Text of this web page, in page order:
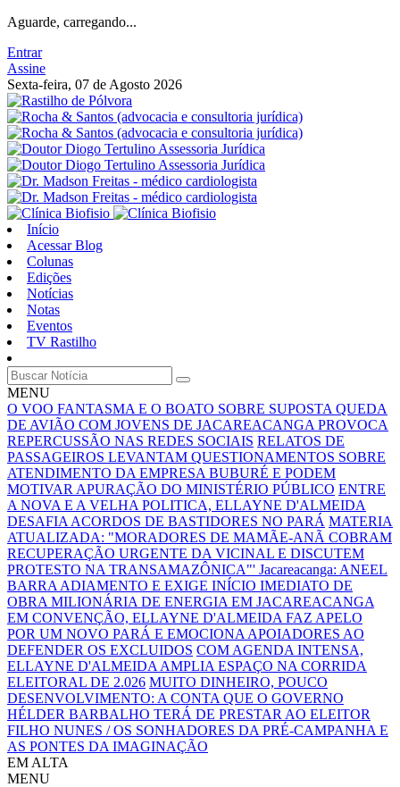
Aguarde, carregando...
Entrar
Assine
Sexta-feira, 07 de Agosto 2026
Início
Acessar Blog
Colunas
Edições
Notícias
Notas
Eventos
TV Rastilho
MENU
O VOO FANTASMA E O BOATO SOBRE SUPOSTA QUEDA
DE AVIÃO COM JOVENS DE JACAREACANGA PROVOCA
REPERCUSSÃO NAS REDES SOCIAIS RELATOS DE
PASSAGEIROS LEVANTAM QUESTIONAMENTOS SOBRE
ATENDIMENTO DA EMPRESA BUBURÉ E PODEM
MOTIVAR APURAÇÃO DO MINISTÉRIO PÚBLICO ENTRE
A NOVA E A VELHA POLITICA, ELLAYNE D'ALMEIDA
DESAFIA ACORDOS DE BASTIDORES NO PARÁ MATERIA
ATUALIZADA: "MORADORES DE MAMÃE-ANÃ COBRAM
RECUPERAÇÃO URGENTE DA VICINAL E DISCUTEM
PROTESTO NA TRANSAMAZÔNICA"' Jacareacanga: ANEEL
BARRA ADIAMENTO E EXIGE INÍCIO IMEDIATO DE
OBRA MILIONÁRIA DE ENERGIA EM JACAREACANGA
EM CONVENÇÃO, ELLAYNE D'ALMEIDA FAZ APELO
POR UM NOVO PARÁ E EMOCIONA APOIADORES AO
DEFENDER OS EXCLUIDOS COM AGENDA INTENSA,
ELLAYNE D'ALMEIDA AMPLIA ESPAÇO NA CORRIDA
ELEITORAL DE 2.026 MUITO DINHEIRO, POUCO
DESENVOLVIMENTO: A CONTA QUE O GOVERNO
HÉLDER BARBALHO TERÁ DE PRESTAR AO ELEITOR
FILHO NUNES / OS SONHADORES DA PRÉ-CAMPANHA E
AS PONTES DA IMAGINAÇÃO
EM ALTA
MENU